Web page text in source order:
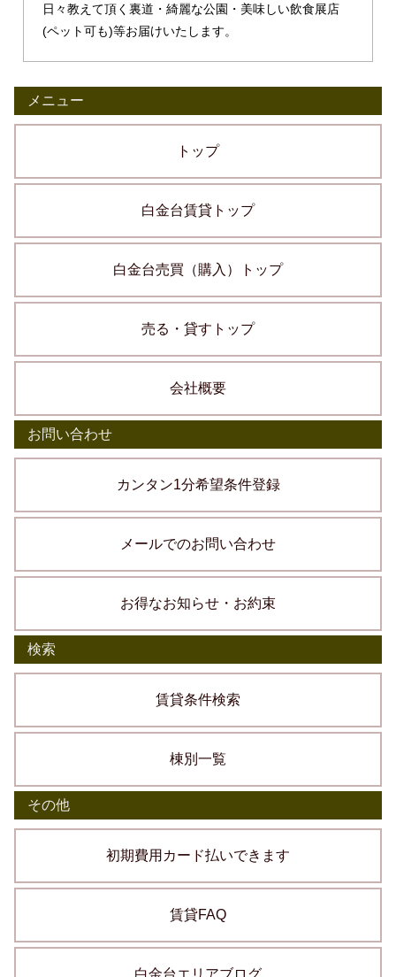
日々教えて頂く裏道・綺麗な公園・美味しい飲食展店
(ペット可も)等お届けいたします。
メニュー
トップ
白金台賃貸トップ
白金台売買（購入）トップ
売る・貸すトップ
会社概要
お問い合わせ
カンタン1分希望条件登録
メールでのお問い合わせ
お得なお知らせ・お約束
検索
賃貸条件検索
棟別一覧
その他
初期費用カード払いできます
賃貸FAQ